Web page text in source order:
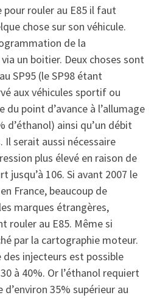
pour rouler au E85 il faut
chose sur son véhicule.
de la
un boitier. Deux choses sont
SP95 (le SP98 étant
aux véhicules sportif ou
point d’avance à l’allumage
d’éthanol) ainsi qu’un débit
Il serait aussi nécessaire
plus élevé en raison de
jusqu’à 106. Si avant 2007 le
France, beaucoup de
marques étrangères,
rouler au E85. Même si
par la cartographie moteur.
des injecteurs est possible
à 40%. Or l’éthanol requiert
35% supérieur au